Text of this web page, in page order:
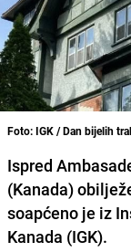
Foto: IGK / Dan bijelih
Ispred
(Kanada)
soapćeno je iz
Kanada (IGK).